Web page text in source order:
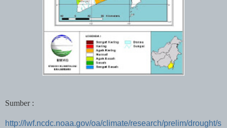
Sumber :
http://lwf.ncdc.noaa.gov/oa/climate/research/prelim/drought/s